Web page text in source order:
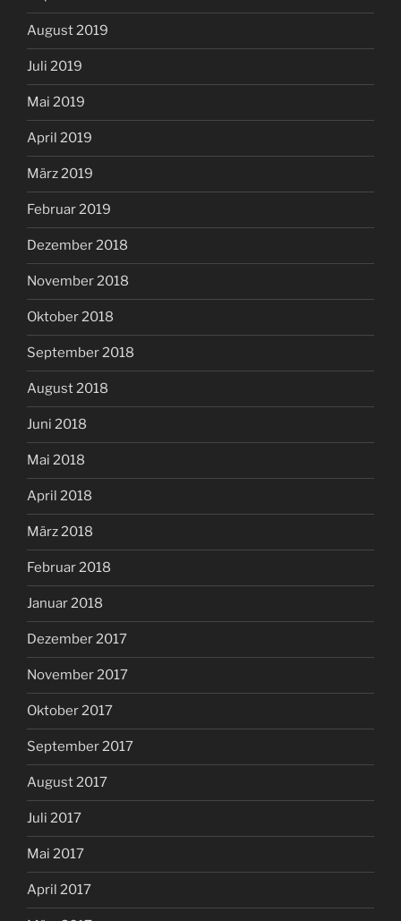
August 2019
Juli 2019
Mai 2019
April 2019
März 2019
Februar 2019
Dezember 2018
November 2018
Oktober 2018
September 2018
August 2018
Juni 2018
Mai 2018
April 2018
März 2018
Februar 2018
Januar 2018
Dezember 2017
November 2017
Oktober 2017
September 2017
August 2017
Juli 2017
Mai 2017
April 2017